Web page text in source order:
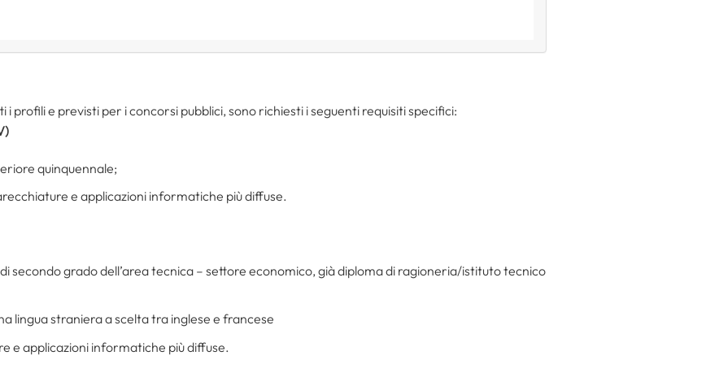
i profili e previsti per i concorsi pubblici, sono richiesti i seguenti requisiti specifici:
quinquennale;
e applicazioni informatiche più diffuse.
secondo grado dell’area tecnica – settore economico, già diploma di ragioneria/istituto tecnico
lingua straniera a scelta tra inglese e francese
e applicazioni informatiche più diffuse.